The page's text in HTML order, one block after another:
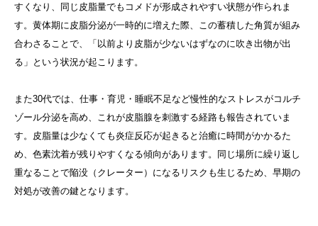
すくなり、同じ皮脂量でもコメドが形成されやすい状態が作られま
す。黄体期に皮脂分泌が一時的に増えた際、この蓄積した角質が組み
合わさることで、「以前より皮脂が少ないはずなのに吹き出物が出
る」という状況が起こります。
また30代では、仕事・育児・睡眠不足など慢性的なストレスがコルチ
ゾール分泌を高め、これが皮脂腺を刺激する経路も報告されていま
す。皮脂量は少なくても炎症反応が起きると治癒に時間がかかるた
め、色素沈着が残りやすくなる傾向があります。同じ場所に繰り返し
重なることで陥没（クレーター）になるリスクも生じるため、早期の
対処が改善の鍵となります。